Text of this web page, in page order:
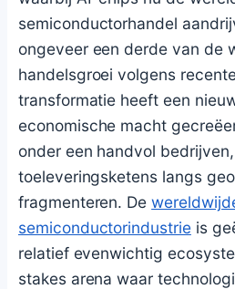
semiconductorhandel
ongeveer een derde van de
handelsgroei volgens
transformatie heeft een
economische macht
onder een handvol
toeleveringsketens langs
fragmenteren. De
semiconductorindustrieis
relatief evenwichtig
stakes arena waar